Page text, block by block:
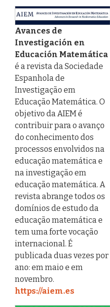
Avances de
Investigación en
Educación Matemática
é a revista da Sociedade
Espanhola de
Investigação em
Educação Matemática. O
objetivo da AIEM é
contribuir para o avanço
do conhecimento dos
processos envolvidos na
educação matemática e
na investigação em
educação matemática. A
revista abrange todos os
domínios de estudo da
educação matemática e
tem uma forte vocação
internacional. É
publicada duas vezes por
ano: em maio e em
novembro.
https://aiem.es